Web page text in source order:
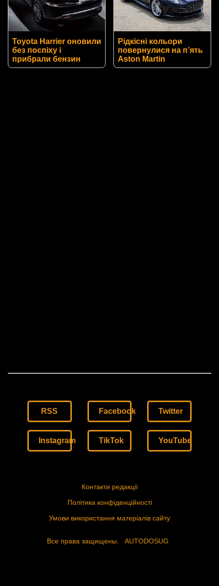
Toyota Harrier оновили
без поспіху і
прибрали бензин
Рідкісні кольори
повернулися на п’ять
Aston Martin
RSS Facebook Twitter
Instagram TikTok YouTube
Контакти редакції
Політика конфіденційності
Умови використання матеріалів сайту
Все права защищены. AUTODOSUG